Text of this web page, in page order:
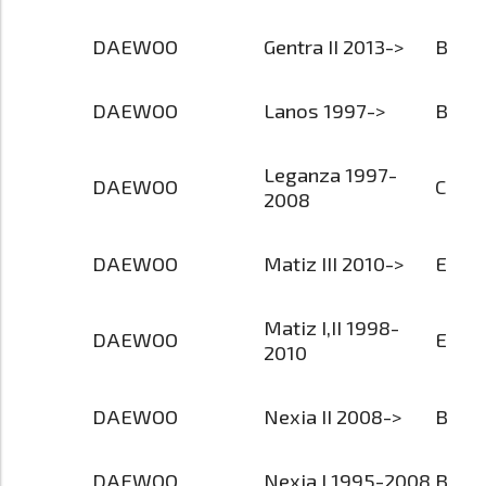
DAEWOO Gentra II 2013-> B
DAEWOO Lanos 1997-> B
DAEWOO
Leganza 1997-
2008
C
DAEWOO Matiz III 2010-> E
DAEWOO
Matiz I,II 1998-
2010
E
DAEWOO Nexia II 2008-> B
DAEWOO Nexia I 1995-2008 B